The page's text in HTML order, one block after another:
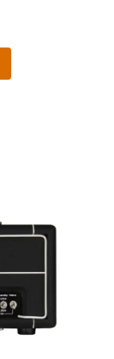
più brillante e di